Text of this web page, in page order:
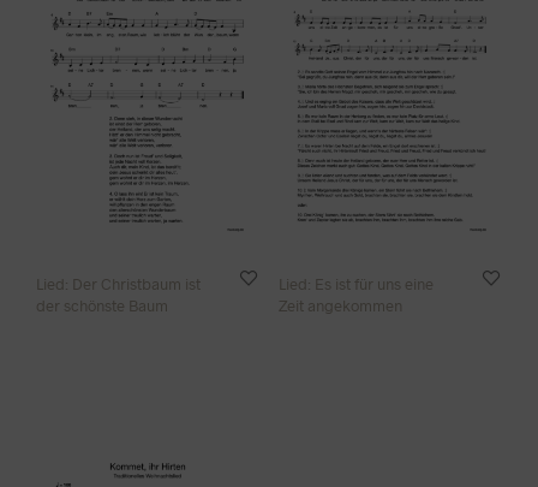
Lied: Der Christbaum ist
der schönste Baum
Lied: Es ist für uns eine
Zeit angekommen